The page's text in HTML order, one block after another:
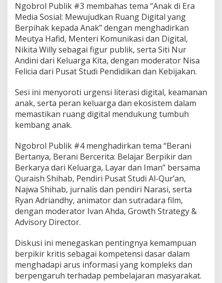
Ngobrol Publik #3 membahas tema “Anak di Era
Media Sosial: Mewujudkan Ruang Digital yang
Berpihak kepada Anak” dengan menghadirkan
Meutya Hafid, Menteri Komunikasi dan Digital,
Nikita Willy sebagai figur publik, serta Siti Nur
Andini dari Keluarga Kita, dengan moderator Nisa
Felicia dari Pusat Studi Pendidikan dan Kebijakan.
Sesi ini menyoroti urgensi literasi digital, keamanan
anak, serta peran keluarga dan ekosistem dalam
memastikan ruang digital mendukung tumbuh
kembang anak.
Ngobrol Publik #4 menghadirkan tema “Berani
Bertanya, Berani Bercerita: Belajar Berpikir dan
Berkarya dari Keluarga, Layar dan Iman” bersama
Quraish Shihab, Pendiri Pusat Studi Al-Qur’an,
Najwa Shihab, jurnalis dan pendiri Narasi, serta
Ryan Adriandhy, animator dan sutradara film,
dengan moderator Ivan Ahda, Growth Strategy &
Advisory Director.
Diskusi ini menegaskan pentingnya kemampuan
berpikir kritis sebagai kompetensi dasar dalam
menghadapi arus informasi yang kompleks dan
berpengaruh terhadap pembelajaran masyarakat.